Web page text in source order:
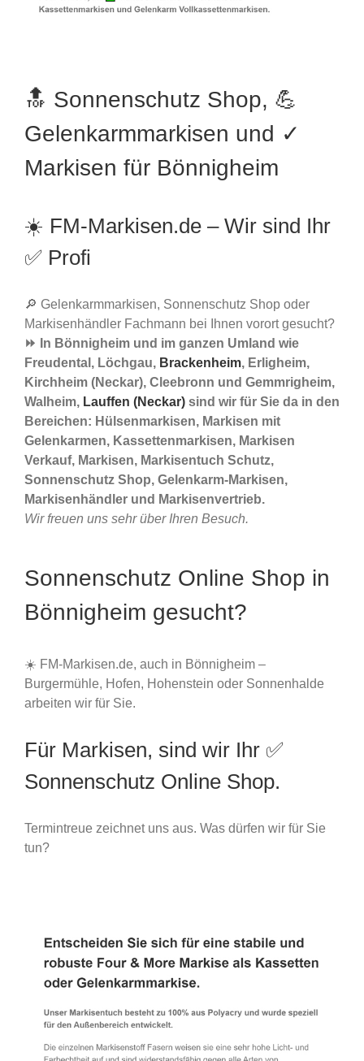
🔝 Sonnenschutz Shop, 💪
Gelenkarmmarkisen und ✓
Markisen für Bönnigheim
☀️ FM-Markisen.de – Wir sind Ihr
✅ Profi
🔎 Gelenkarmmarkisen, Sonnenschutz Shop oder
Markisenhändler Fachmann bei Ihnen vorort gesucht?
⏩ In Bönnigheim und im ganzen Umland wie
Freudental, Löchgau, Brackenheim, Erligheim,
Kirchheim (Neckar), Cleebronn und Gemmrigheim,
Walheim, Lauffen (Neckar) sind wir für Sie da in den
Bereichen: Hülsenmarkisen, Markisen mit
Gelenkarmen, Kassettenmarkisen, Markisen
Verkauf, Markisen, Markisentuch Schutz,
Sonnenschutz Shop, Gelenkarm-Markisen,
Markisenhändler und Markisenvertrieb.
Wir freuen uns sehr über Ihren Besuch.
Sonnenschutz Online Shop in
Bönnigheim gesucht?
☀️ FM-Markisen.de, auch in Bönnigheim –
Burgermühle, Hofen, Hohenstein oder Sonnenhalde
arbeiten wir für Sie.
Für Markisen, sind wir Ihr ✅
Sonnenschutz Online Shop.
Termintreue zeichnet uns aus. Was dürfen wir für Sie
tun?